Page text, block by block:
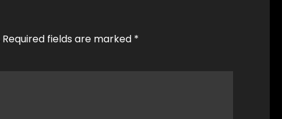
Required fields are marked *